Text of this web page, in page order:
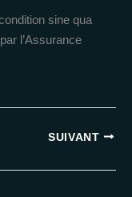
sine qua
l’Assurance
SUIVANT